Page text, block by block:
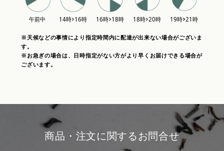
※天候などの事情により指定時間内に配達が出来ない場合がございま
す。
※お急ぎの場合は、日時指定がない方がより早くお届けできる場合が
ございます。
商品・注文に関するお問合せ